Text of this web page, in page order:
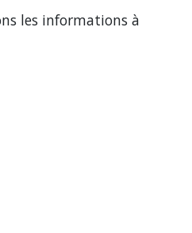
les informations à